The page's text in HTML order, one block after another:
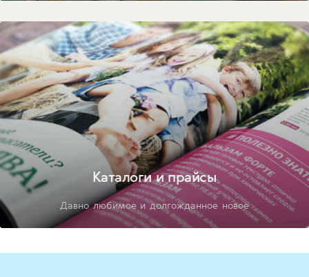
Каталоги и прайсы
Давно любимое и долгожданное новое